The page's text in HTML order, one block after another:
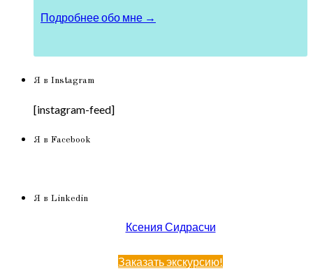
Подробнее обо мне →
Я в Instagram
[instagram-feed]
Я в Facebook
Я в Linkedin
Ксения Сидрасчи
Заказать экскурсию!